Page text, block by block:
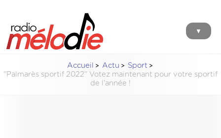
▼
Accueil Actu
Sport
''Palmarès sportif 2022'' Votez maintenant pour votre sportif
de l'année !